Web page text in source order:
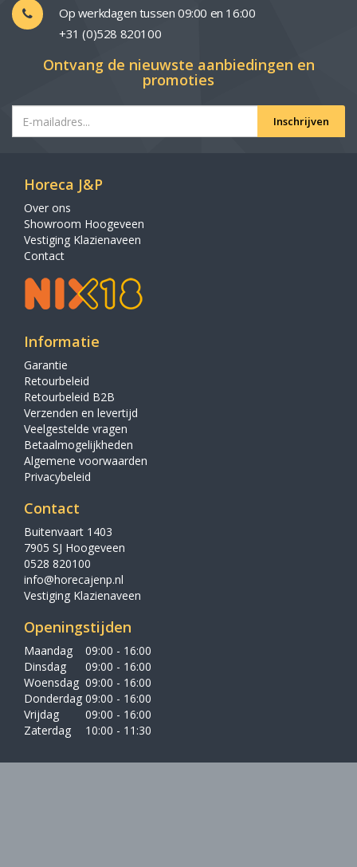
Op werkdagen tussen 09:00 en 16:00
+31 (0)528 820100
Ontvang de nieuwste aanbiedingen en
promoties
Inschrijven
Horeca J&P
Over ons
Showroom Hoogeveen
Vestiging Klazienaveen
Contact
Informatie
Garantie
Retourbeleid
Retourbeleid B2B
Verzenden en levertijd
Veelgestelde vragen
Betaalmogelijkheden
Algemene voorwaarden
Privacybeleid
Contact
Buitenvaart 1403
7905 SJ Hoogeveen
0528 820100
info@horecajenp.nl
Vestiging Klazienaveen
Openingstijden
Maandag
09:00 - 16:00
Dinsdag
09:00 - 16:00
Woensdag 09:00 - 16:00
Donderdag 09:00 - 16:00
Vrijdag
09:00 - 16:00
Zaterdag
10:00 - 11:30